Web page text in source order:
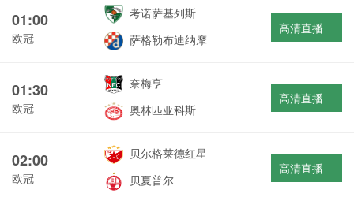
01:00
欧冠
考诺萨基列斯
萨格勒布迪纳摩
高清直播
01:30
欧冠
奈梅亨
奥林匹亚科斯
高清直播
02:00
欧冠
贝尔格莱德红星
贝夏普尔
高清直播